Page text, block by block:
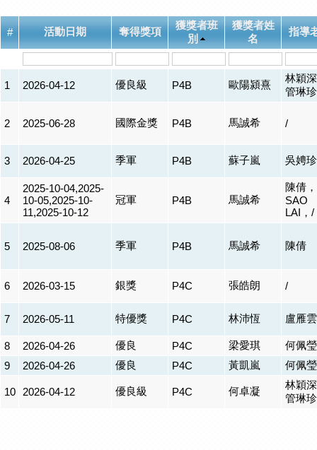
# 活動日期 奪得獎項
獲獎者班
別
獲獎者姓
名
指導
1 2026-04-12 優良級 P4B 歐陽潁熹
林穎
管琳珍
2 2025-06-28 國際金獎 P4B 馬誠希 /
3 2026-04-25 季軍 P4B 蘇子嵐 吳娉珍
4
2025-10-04,2025-
10-05,2025-10-
11,2025-10-12
冠軍 P4B 馬誠希
陳倩
SAO
LAI，/
5 2025-08-06 季軍 P4B 馬誠希 陳倩
6 2026-03-15 銀獎 P4C 張皓朗 /
7 2026-05-11 特優獎 P4C 林沛恆 盧雁雲
8 2026-04-26 優良 P4C 梁愛琪
何佩瑩
9
2026-04-26 優良 P4C 黃凱嵐 何佩瑩
10 2026-04-12 優良級 P4C 何卓凝
林穎
管琳珍